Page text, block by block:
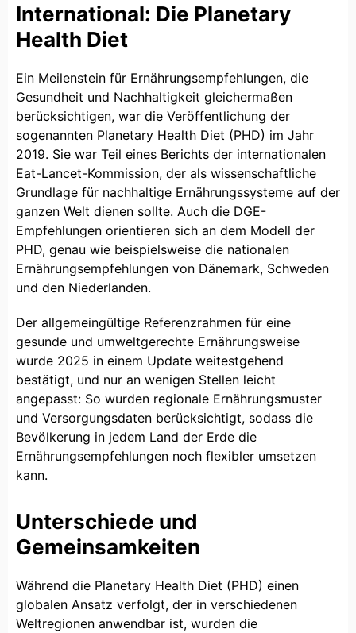
International: Die Planetary
Health Diet
Ein Meilenstein für Ernährungsempfehlungen, die
Gesundheit und Nachhaltigkeit gleichermaßen
berücksichtigen, war die Veröffentlichung der
sogenannten Planetary Health Diet (PHD) im Jahr
2019. Sie war Teil eines Berichts der internationalen
Eat-Lancet-Kommission, der als wissenschaftliche
Grundlage für nachhaltige Ernährungssysteme auf der
ganzen Welt dienen sollte. Auch die DGE-
Empfehlungen orientieren sich an dem Modell der
PHD, genau wie beispielsweise die nationalen
Ernährungsempfehlungen von Dänemark, Schweden
und den Niederlanden.
Der allgemeingültige Referenzrahmen für eine
gesunde und umweltgerechte Ernährungsweise
wurde 2025 in einem Update weitestgehend
bestätigt, und nur an wenigen Stellen leicht
angepasst: So wurden regionale Ernährungsmuster
und Versorgungsdaten berücksichtigt, sodass die
Bevölkerung in jedem Land der Erde die
Ernährungsempfehlungen noch flexibler umsetzen
kann.
Unterschiede und
Gemeinsamkeiten
Während die Planetary Health Diet (PHD) einen
globalen Ansatz verfolgt, der in verschiedenen
Weltregionen anwendbar ist, wurden die